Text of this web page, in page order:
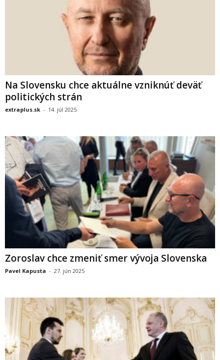
Na Slovensku chce aktuálne vzniknúť deväť
politických strán
extraplus.sk - 14. júl 2025
Zoroslav chce zmeniť smer vývoja Slovenska
Pavel Kapusta - 27. jún 2025